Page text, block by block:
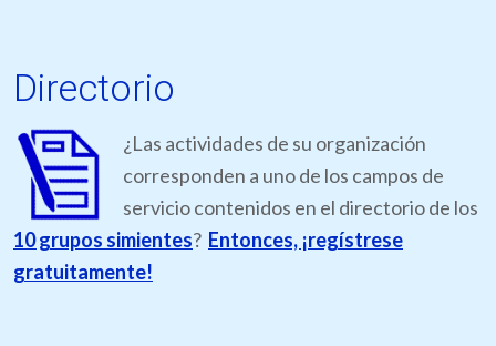
Directorio
¿Las actividades de su organización
corresponden a uno de los campos de
servicio contenidos en el directorio de los
10 grupos simientes? Entonces, ¡regístrese
gratuitamente!